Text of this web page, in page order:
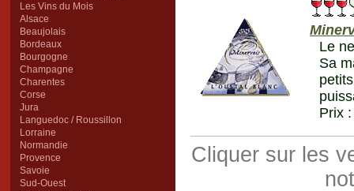
Les Vins du Mois
Alsace
Beaujolais
Bordeaux
Bourgogne
Champagne
Charentes
Corse
Jura
Languedoc / Roussillon
Lorraine
Normandie
Provence
Savoie
Sud-Ouest
Le
Sa
Prix :
Cliquer sur les